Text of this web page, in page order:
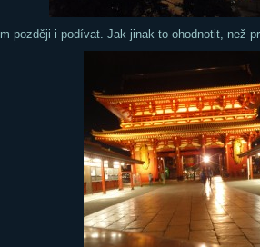
později i podívat. Jak jinak to ohodnotit, než